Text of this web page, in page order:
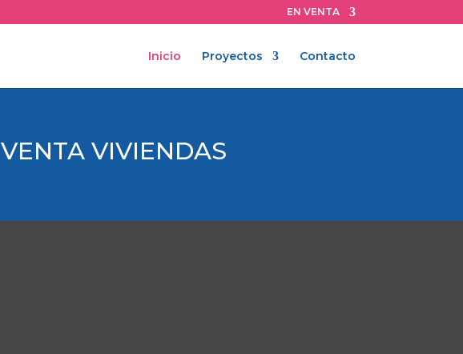
EN VENTA
Inicio Proyectos Contacto
VIVIENDAS